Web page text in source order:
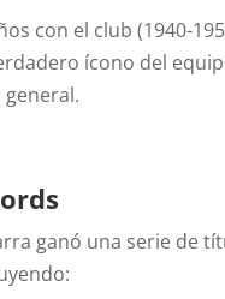
con el club (1940-
ícono del
ganó una serie de